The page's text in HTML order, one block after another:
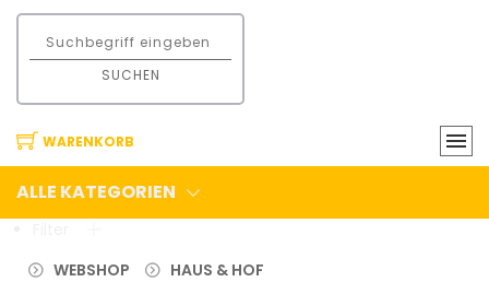
SUCHEN
WARENKORB
ALLE KATEGORIEN
WEBSHOP
HAUS & HOF